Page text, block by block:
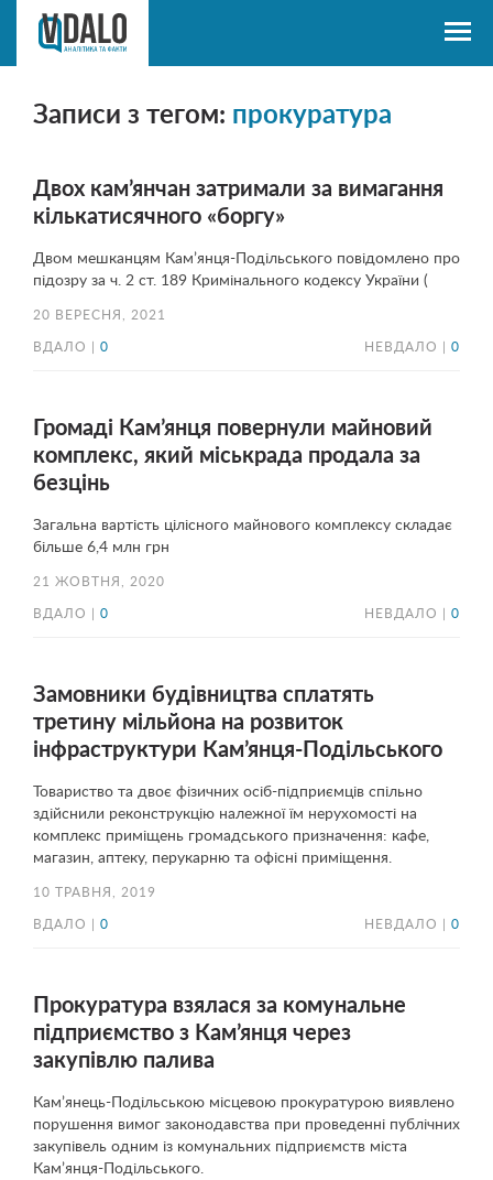
Записи з тегом: прокуратура
Двох кам’янчан затримали за вимагання
кількатисячного «боргу»
Двом мешканцям Кам’янця-Подільського повідомлено про
підозру за ч. 2 ст. 189 Кримінального кодексу України (
20 ВЕРЕСНЯ, 2021
ВДАЛО | 0 НЕВДАЛО | 0
Громаді Кам’янця повернули майновий
комплекс, який міськрада продала за
безцінь
Загальна вартість цілісного майнового комплексу складає
більше 6,4 млн грн
21 ЖОВТНЯ, 2020
ВДАЛО | 0 НЕВДАЛО | 0
Замовники будівництва сплатять
третину мільйона на розвиток
інфраструктури Кам’янця-Подільського
Товариство та двоє фізичних осіб-підприємців спільно
здійснили реконструкцію належної їм нерухомості на
комплекс приміщень громадського призначення: кафе,
магазин, аптеку, перукарню та офісні приміщення.
10 ТРАВНЯ, 2019
ВДАЛО | 0 НЕВДАЛО | 0
Прокуратура взялася за комунальне
підприємство з Кам’янця через
закупівлю палива
Кам’янець-Подільською місцевою прокуратурою виявлено
порушення вимог законодавства при проведенні публічних
закупівель одним із комунальних підприємств міста
Кам’янця-Подільського.